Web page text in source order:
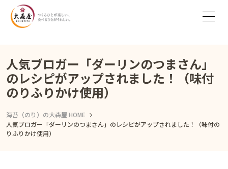
人気ブロガー「ダーリンのつまさん」
のレシピがアップされました！（味付
のりふりかけ使用）
海苔（のり）の大森屋 HOME
人気ブロガー「ダーリンのつまさん」のレシピがアップされました！（味付の
りふりかけ使用）